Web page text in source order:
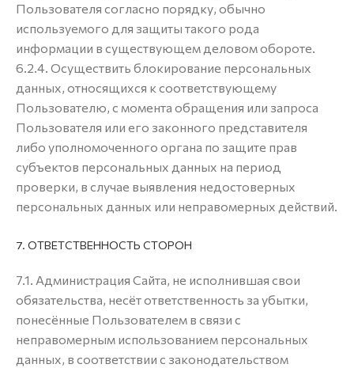
Пользователя согласно порядку, обычно
используемого для защиты такого рода
информации в существующем деловом обороте.
6.2.4. Осуществить блокирование персональных
данных, относящихся к соответствующему
Пользователю, с момента обращения или запроса
Пользователя или его законного представителя
либо уполномоченного органа по защите прав
субъектов персональных данных на период
проверки, в случае выявления недостоверных
персональных данных или неправомерных действий.
7. ОТВЕТСТВЕННОСТЬ СТОРОН
7.1. Администрация Сайта, не исполнившая свои
обязательства, несёт ответственность за убытки,
понесённые Пользователем в связи с
неправомерным использованием персональных
данных, в соответствии с законодательством